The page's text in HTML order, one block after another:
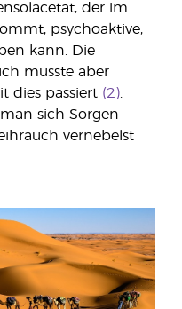
der im
psychoaktive,
kann. Die
müsste aber
dies passiert (2)
sich Sorgen
vernebelst